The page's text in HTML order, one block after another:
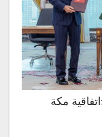
مكة